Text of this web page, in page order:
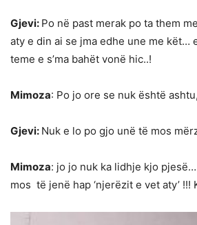
Gjevi: Po në past merak po ta them
aty e din ai se jma edhe une me kët…
teme e s’ma bahët vonë hic..!
Mimoza: Po jo ore se nuk është
Gjevi: Nuk e lo po gjo unë të mos
Mimoza: jo jo nuk ka lidhje kjo pjesë…
mos të jenë hap ‘njerëzit e vet aty’ !!!